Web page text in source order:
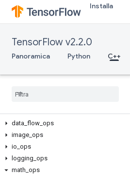
Installa
TensorFlow v2.2.0
Panoramica Python C++
array_ops
data flow ops
image ops
io ops
logging ops
math ops